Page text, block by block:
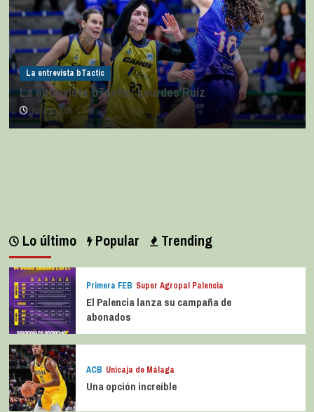
La entrevista bTactic
La entrevista bTactic: Lourdes Ruiz
julio 11, 2026 0
Lo último Popular Trending
Primera FEB Super Agropal Palencia
El Palencia lanza su campaña de
abonados
ACB Unicaja de Málaga
Una opción increíble